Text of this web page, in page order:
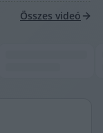
Összes videó